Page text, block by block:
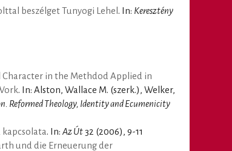
beszélget Tunyogi Lehel . In: Keresztény
Character in the Methdod Applied in
. In: Alston, Wallace M. (szerk.), Welker,
Reformed Theology, Identity and Ecumenicity
kapcsolata. In: Az Út32 (2006), 9-11
und die Erneuerung der